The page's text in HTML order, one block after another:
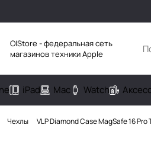
O|Store - федеральная сеть
магазинов техники Apple
iPad Mac Watch
Чехлы VLP Diamond Case MagSafe 16